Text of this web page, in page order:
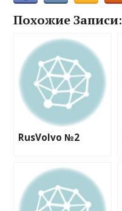
Похожие Записи:
RusVolvo №2